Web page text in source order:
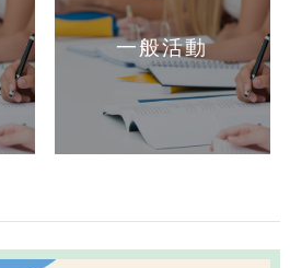
一般活動